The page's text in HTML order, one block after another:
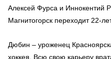
Алексей Фурса и Иннокентий
Магнитогорск переходит 22-
Дюбин – уроженец
хоккея. Всю свою карьеру